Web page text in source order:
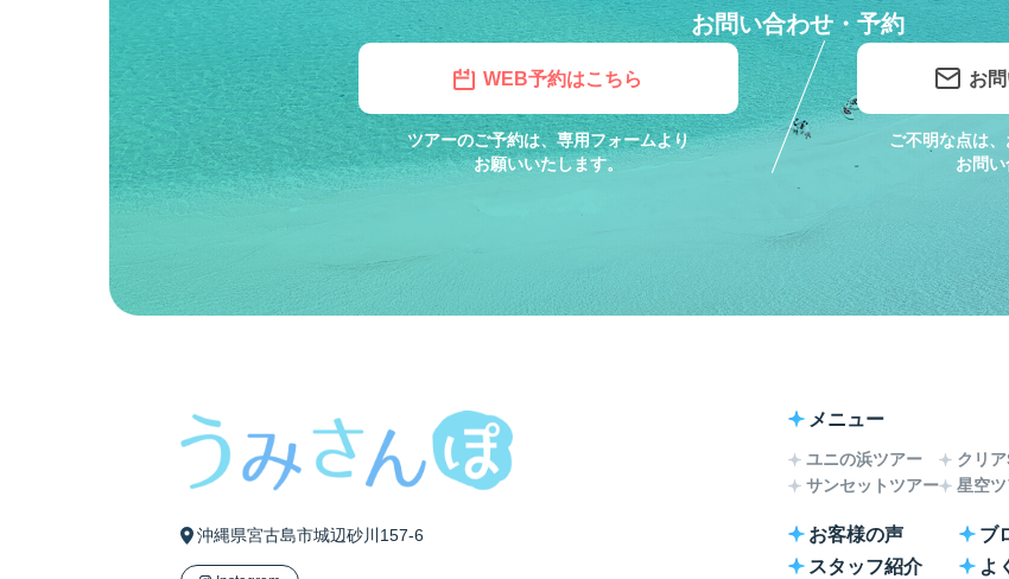
お問い合わせ・予約
WEB予約はこちら
ツアーのご予約は、専用フォームより
お願いいたします。
お
ご不明な点は
お問い
沖縄県宮古島市城辺砂川157-6
メニュー
ユニの浜ツアー
サンセットツアー
クリ
星空
お客様の声 ブ
スタッフ紹介
よ